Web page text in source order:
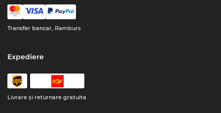
Transfer bancar, Ramburs
Expediere
Livrare şi returnare gratuita